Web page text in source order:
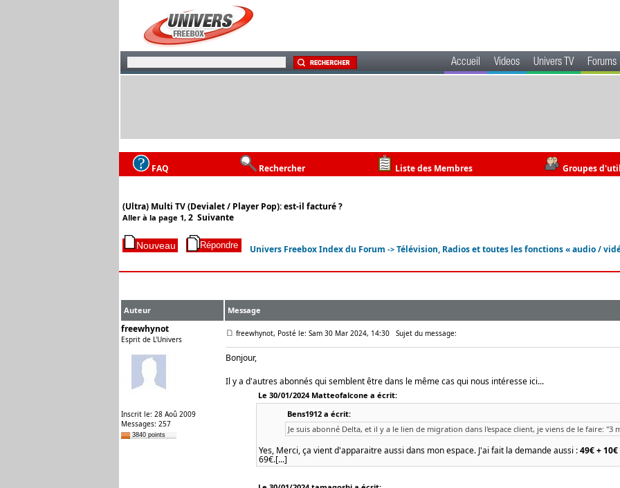
Accueil Videos Univers TV Forums
FAQ Rechercher Liste des Membres Groupes
(Ultra) Multi TV (Devialet / Player Pop): est-il facturé ?
Aller à la page 1, 2 Suivante
Univers Freebox Index du Forum -> Télévision, Radios et toutes les fonctions « audio /
Auteur Message
freewhynot
Esprit de L'Univers
Inscrit le: 28 Aoû 2009
Messages: 257
3840 points
freewhynot, Posté le: Sam 30 Mar 2024, 14:30 Sujet du message:
Bonjour,
Il y a d'autres abonnés qui semblent être dans le même cas qui nous intéresse ici...
Le 30/01/2024 Matteofalcone a écrit:
Bens1912 a écrit:
Je suis abonné Delta, et il y a le lien de migration dans l'espace client, je viens de le faire: "3
Yes, Merci, ça vient d'apparaitre aussi dans mon espace. J'ai fait la demande aussi :49€ +
69€.[...]